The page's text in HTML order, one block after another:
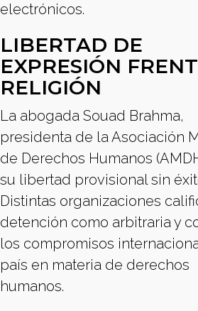
electrónicos.
LIBERTAD DE
EXPRESIÓN
RELIGIÓN
La abogada Souad Brahma,
presidenta de la Asociación
de Derechos Humanos
su libertad provisional sin
Distintas organizaciones
detención como arbitraria y
los compromisos
país en materia de derechos
humanos.